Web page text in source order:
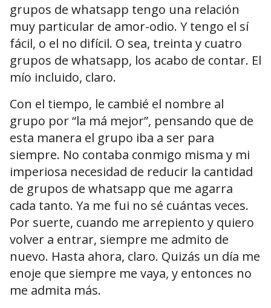
grupos de whatsapp tengo una relación
muy particular de amor-odio. Y tengo el sí
fácil, o el no difícil. O sea, treinta y cuatro
grupos de whatsapp, los acabo de contar. El
mío incluido, claro.
Con el tiempo, le cambié el nombre al
grupo por “la má mejor”, pensando que de
esta manera el grupo iba a ser para
siempre. No contaba conmigo misma y mi
imperiosa necesidad de reducir la cantidad
de grupos de whatsapp que me agarra
cada tanto. Ya me fui no sé cuántas veces.
Por suerte, cuando me arrepiento y quiero
volver a entrar, siempre me admito de
nuevo. Hasta ahora, claro. Quizás un día me
enoje que siempre me vaya, y entonces no
me admita más.